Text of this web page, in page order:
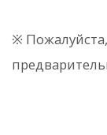
※